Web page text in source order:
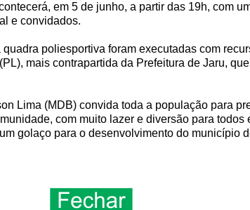
em 5 de junho, a partir das 19h, com
e convidados.
quadra poliesportiva foram executadas com
mais contrapartida da Prefeitura de Jaru,
Lima (MDB) convida toda a população para
com muito lazer e diversão para
golaço para o desenvolvimento do município